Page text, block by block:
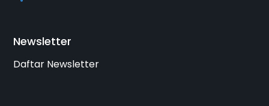
Newsletter
Daftar Newsletter